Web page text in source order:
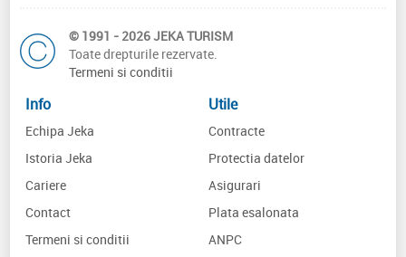
© 1991 - 2026 JEKA TURISM
Toate drepturile rezervate.
Termeni si conditii
Info
Echipa Jeka
Istoria Jeka
Cariere
Contact
Termeni si conditii
Utile
Contracte
Protectia datelor
Asigurari
Plata esalonata
ANPC